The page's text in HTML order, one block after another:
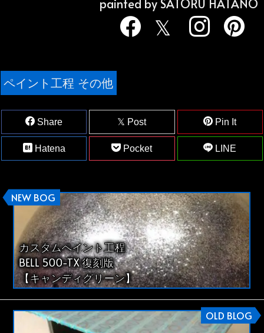
painted by SATORU HATANO
ペイント工程 その他
Share Post Pin It
Hatena Pocket LINE
NEW BOG
カスタムペイント工程
BELL 500-TX 復刻版
【キャンディグリーン】
OLD BLOG